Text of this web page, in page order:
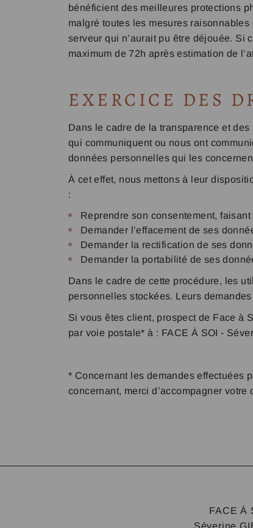
bénéficient des meilleures protections
malgré toutes les mesures
serveur qui n’aurait pu être déjouée. Si
maximum de 72h après estimation de
EXERCICE DES
Dans le cadre de la transparence et
qui communiquent ou nous ont
données personnelles qui les
À cet effet, nous mettons à leur
:
Reprendre son consentement,
Demander l’effacement de ses
Demander la rectification de ses
Demander la portabilité de ses
Dans le cadre de cette procédure, les
personnelles stockées. Leurs
Si vous êtes client, prospect de Face à
par voie postale* à : FACE À SOI -
* Concernant les demandes effectuées
concernant, merci d’accompagner
FACE À
Séverine